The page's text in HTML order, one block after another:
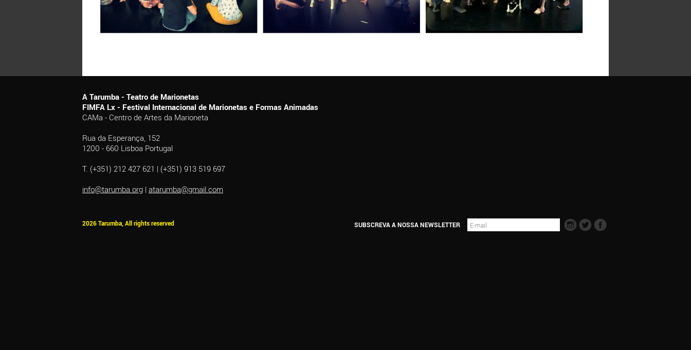
A Tarumba - Teatro de Marionetas
FIMFA Lx - Festival Internacional de Marionetas e Formas Animadas
CAMa - Centro de Artes da Marioneta
Rua da Esperança, 152
1200 - 660 Lisboa Portugal
T. (+351) 212 427 621 | (+351) 913 519 697
info@tarumba.org | atarumba@gmail.com
2026 Tarumba, All rights reserved SUBSCREVA A NOSSA NEWSLETTER